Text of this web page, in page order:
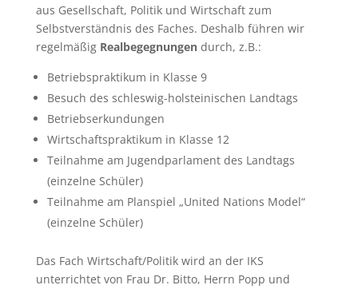
aus Gesellschaft, Politik und Wirtschaft zum
Selbstverständnis des Faches. Deshalb führen wir
regelmäßig Realbegegnungendurch, z.B.:
Betriebspraktikum in Klasse 9
Besuch des schleswig-holsteinischen Landtags
Betriebserkundungen
Wirtschaftspraktikum in Klasse 12
Teilnahme am Jugendparlament des Landtags
(einzelne Schüler)
Teilnahme am Planspiel „United Nations Model“
(einzelne Schüler)
Das Fach Wirtschaft/Politik wird an der IKS
unterrichtet von Frau Dr. Bitto, Herrn Popp und